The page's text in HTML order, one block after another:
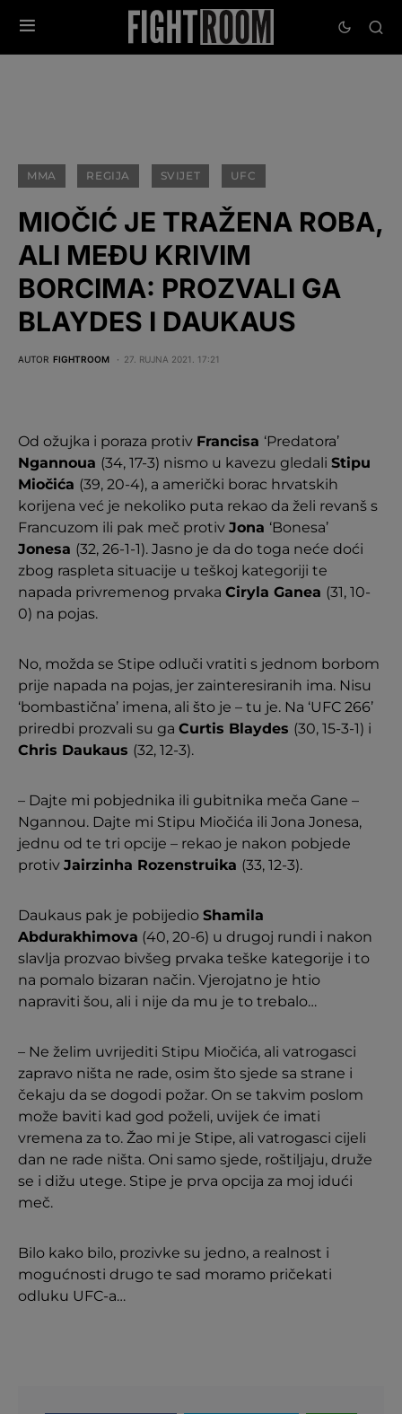
MMA REGIJA SVIJET UFC
MIOČIĆ JE TRAŽENA ROBA,
ALI MEĐU KRIVIM
BORCIMA: PROZVALI GA
BLAYDES I DAUKAUS
AUTOR FIGHTROOM 27. RUJNA 2021. 17:21
Od ožujka i poraza protiv Francisa ‘Predatora’
Ngannoua (34, 17-3) nismo u kavezu gledali Stipu
Miočića (39, 20-4), a američki borac hrvatskih
korijena već je nekoliko puta rekao da želi revanš s
Francuzom ili pak meč protiv Jona ‘Bonesa’
Jonesa (32, 26-1-1). Jasno je da do toga neće doći
zbog raspleta situacije u teškoj kategoriji te
napada privremenog prvaka Ciryla Ganea (31, 10-
0) na pojas.
No, možda se Stipe odluči vratiti s jednom borbom
prije napada na pojas, jer zainteresiranih ima. Nisu
‘bombastična’ imena, ali što je – tu je. Na ‘UFC 266’
priredbi prozvali su ga Curtis Blaydes (30, 15-3-1) i
Chris Daukaus (32, 12-3).
– Dajte mi pobjednika ili gubitnika meča Gane –
Ngannou. Dajte mi Stipu Miočića ili Jona Jonesa,
jednu od te tri opcije – rekao je nakon pobjede
protiv Jairzinha Rozenstruika (33, 12-3).
Daukaus pak je pobijedio Shamila
Abdurakhimova (40, 20-6) u drugoj rundi i nakon
slavlja prozvao bivšeg prvaka teške kategorije i to
na pomalo bizaran način. Vjerojatno je htio
napraviti šou, ali i nije da mu je to trebalo…
– Ne želim uvrijediti Stipu Miočića, ali vatrogasci
zapravo ništa ne rade, osim što sjede sa strane i
čekaju da se dogodi požar. On se takvim poslom
može baviti kad god poželi, uvijek će imati
vremena za to. Žao mi je Stipe, ali vatrogasci cijeli
dan ne rade ništa. Oni samo sjede, roštiljaju, druže
se i dižu utege. Stipe je prva opcija za moj idući
meč.
Bilo kako bilo, prozivke su jedno, a realnost i
mogućnosti drugo te sad moramo pričekati
odluku UFC-a…